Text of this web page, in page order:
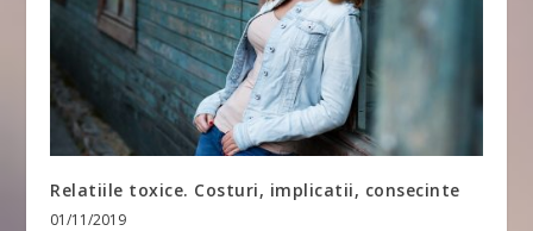
Relatiile toxice. Costuri, implicatii, consecinte
01/11/2019